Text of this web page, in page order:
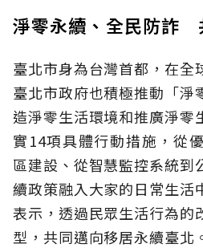
淨零永續、全民防詐
臺北市身為台灣首都，在全
臺北市政府也積極推動「淨
造淨零生活環境和推廣淨零
實14項具體行動措施，從
區建設、從智慧監控系統到
續政策融入大家的日常生活
表示，透過民眾生活行為的
型，共同邁向移居永續臺北